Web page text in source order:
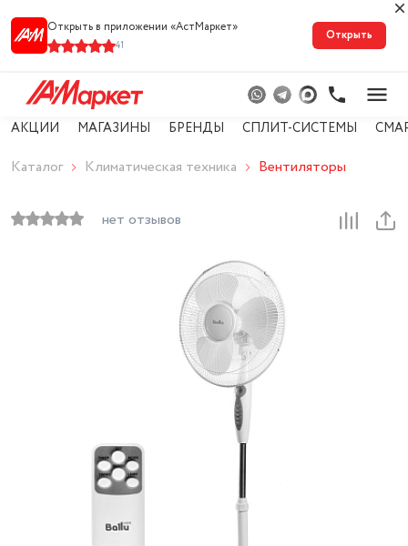
Открыть в приложении «АстМарке‪т‬»
41
Открыть
АКЦИИ МАГАЗИНЫ БРЕНДЫ СПЛИТ-СИСТЕМЫ
Каталог Климатическая техника Вентиляторы
нет отзывов